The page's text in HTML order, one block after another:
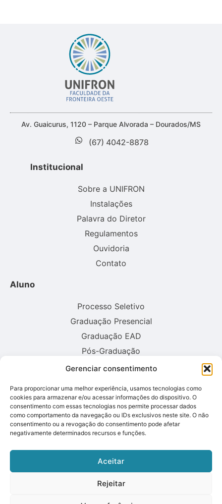
Gerenciar consentimento
Para proporcionar uma melhor experiência, usamos tecnologias como
cookies para armazenar e/ou acessar informações do dispositivo. O
consentimento com essas tecnologias nos permite processar dados
como comportamento da navegação ou IDs exclusivos neste site. O não
consentimento ou a revogação do consentimento pode afetar
negativamente determinados recursos e funções.
Aceitar
Rejeitar
Av. Guaicurus, 1120 – Parque Alvorada – Dourados/MS
(67) 4042-8878
Institucional
Sobre a UNIFRON
Instalações
Palavra do Diretor
Regulamentos
Ouvidoria
Contato
Aluno
Processo Seletivo
Graduação Presencial
Graduação EAD
Pós-Graduação
Consulte aqui o cadastro da instituição no sistema E-MEC: